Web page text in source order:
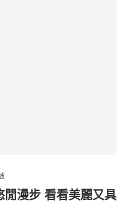
閒漫步 看看美麗又具